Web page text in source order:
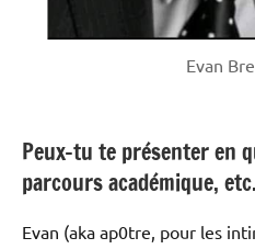
Evan
Peux-tu te présenter en
parcours académique,
Evan (aka ap0tre, pour les